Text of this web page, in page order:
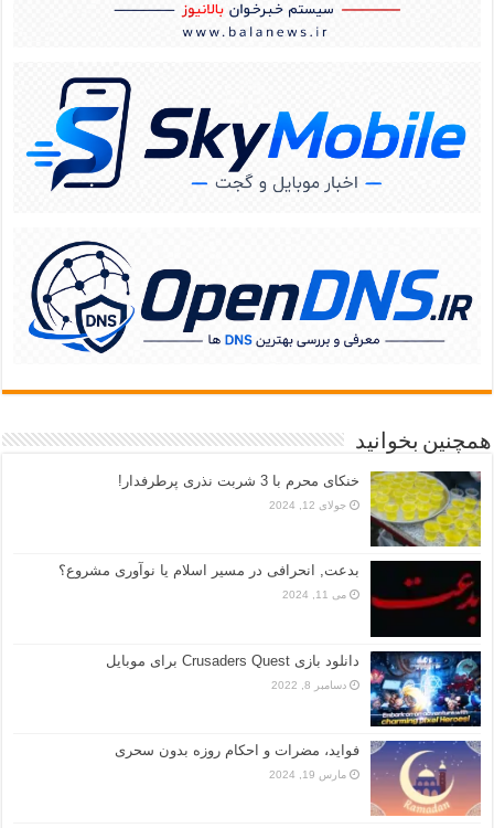
همچنین بخوانید
خنکای محرم با 3 شربت نذری پرطرفدار!
جولای 12, 2024
بدعت, انحرافی در مسیر اسلام یا نوآوری مشروع؟
می 11, 2024
دانلود بازی Crusaders Quest برای موبایل
دسامبر 8, 2022
فواید، مضرات و احکام روزه بدون سحری
مارس 19, 2024